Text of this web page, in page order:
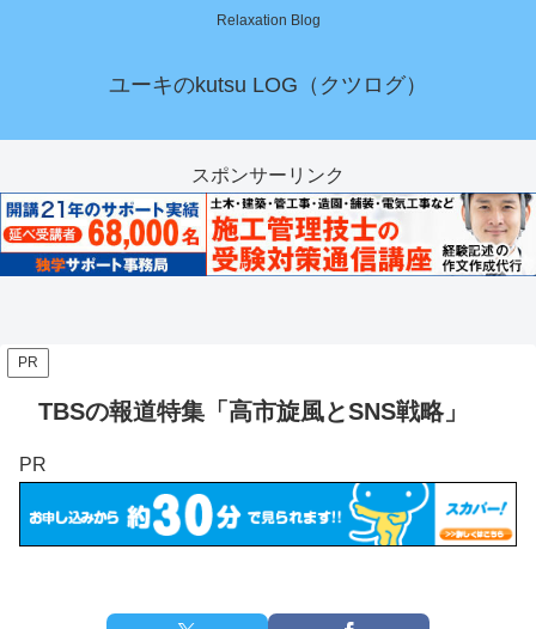
Relaxation Blog
ユーキのkutsu LOG（クツログ）
スポンサーリンク
PR
TBSの報道特集「高市旋風とSNS戦略」
PR